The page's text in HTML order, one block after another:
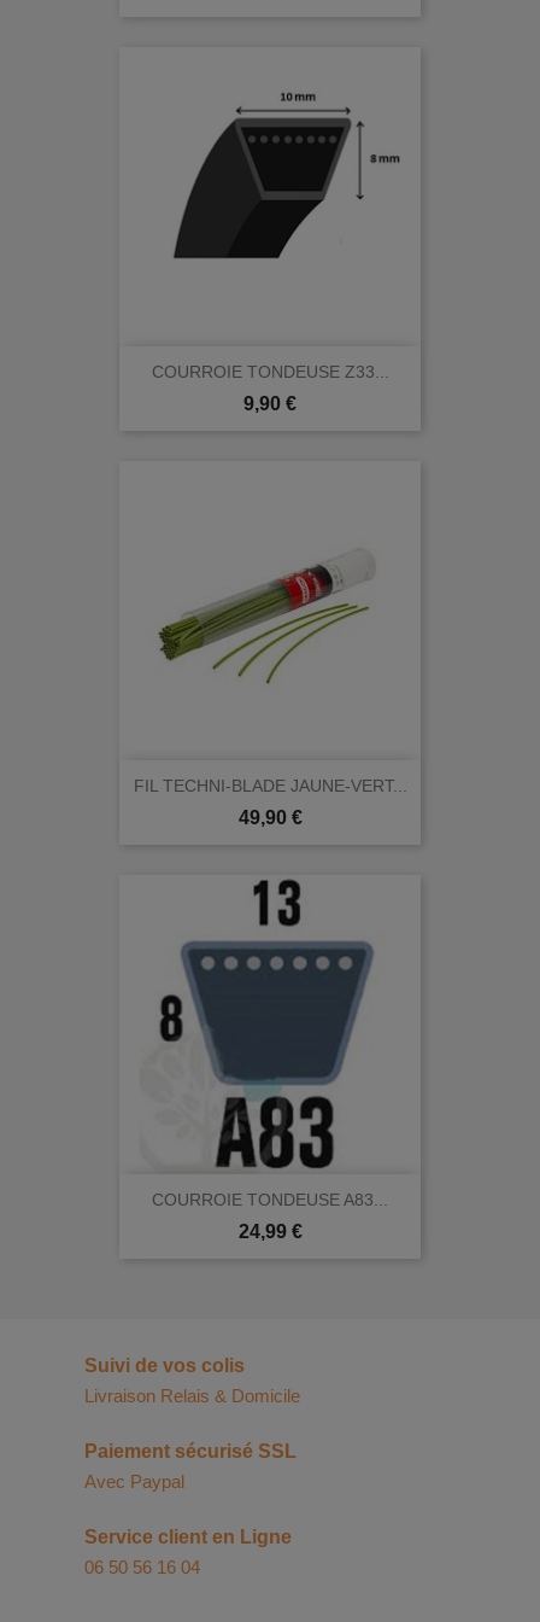
COURROIE TONDEUSE Z33...
Prix
9,90 €
FIL TECHNI-BLADE JAUNE-VERT...
Prix
49,90 €
COURROIE TONDEUSE A83...
Prix
24,99 €
Suivi de vos colis
Livraison Relais & Domicile
Paiement sécurisé SSL
Avec Paypal
Service client en Ligne
06 50 56 16 04